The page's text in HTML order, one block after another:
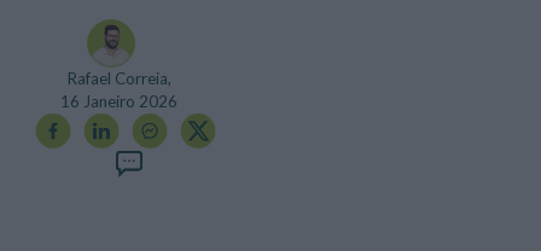
Rafael Correia,
16 Janeiro 2026